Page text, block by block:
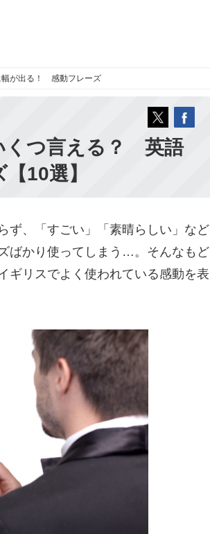
幅が出る！ 感動フレーズ
くつ言える？ 英語
10選】
ず、「すごい」「素晴らしい」など
ばかり使ってしまう…。そんなもど
ギリスでよく使われている感動を表